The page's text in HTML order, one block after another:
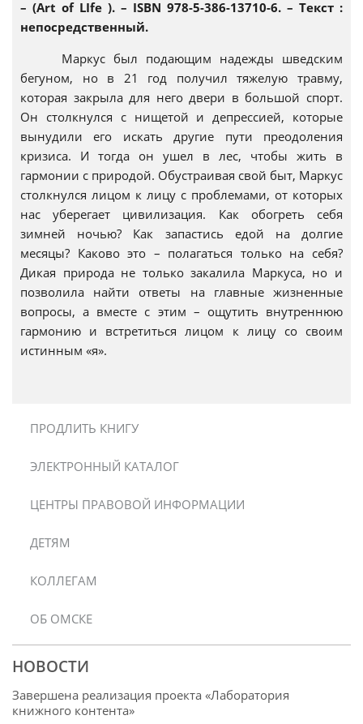
– (Art of LIfe ). – ISBN 978-5-386-13710-6. – Текст :
непосредственный.
Маркус был подающим надежды шведским
бегуном, но в 21 год получил тяжелую травму,
которая закрыла для него двери в большой спорт.
Он столкнулся с нищетой и депрессией, которые
вынудили его искать другие пути преодоления
кризиса. И тогда он ушел в лес, чтобы жить в
гармонии с природой. Обустраивая свой быт, Маркус
столкнулся лицом к лицу с проблемами, от которых
нас уберегает цивилизация. Как обогреть себя
зимней ночью? Как запастись едой на долгие
месяцы? Каково это – полагаться только на себя?
Дикая природа не только закалила Маркуса, но и
позволила найти ответы на главные жизненные
вопросы, а вместе с этим – ощутить внутреннюю
гармонию и встретиться лицом к лицу со своим
истинным «я».
ПРОДЛИТЬ КНИГУ
ЭЛЕКТРОННЫЙ КАТАЛОГ
ЦЕНТРЫ ПРАВОВОЙ ИНФОРМАЦИИ
ДЕТЯМ
КОЛЛЕГАМ
ОБ ОМСКЕ
НОВОСТИ
Завершена реализация проекта «Лаборатория
книжного контента»